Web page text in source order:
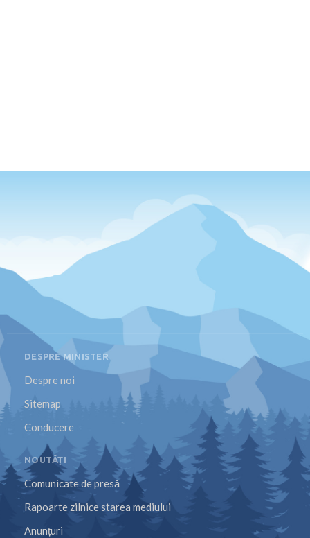
DESPRE MINISTER
Despre noi
Sitemap
Conducere
NOUTĂȚI
Comunicate de presă
Rapoarte zilnice starea mediului
Anunțuri